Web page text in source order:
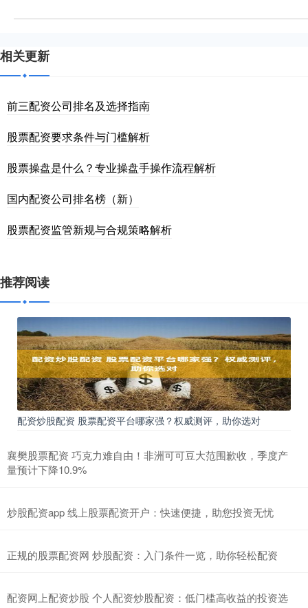
相关更新
前三配资公司排名及选择指南
股票配资要求条件与门槛解析
股票操盘是什么？专业操盘手操作流程解析
国内配资公司排名榜（新）
股票配资监管新规与合规策略解析
推荐阅读
配资炒股配资 股票配资平台哪家强？权威测评，助你选对
襄樊股票配资 巧克力难自由！非洲可可豆大范围歉收，季度产
量预计下降10.9%
炒股配资app 线上股票配资开户：快速便捷，助您投资无忧
正规的股票配资网 炒股配资：入门条件一览，助你轻松配资
配资网上配资炒股 个人配资炒股配资：低门槛高收益的投资选